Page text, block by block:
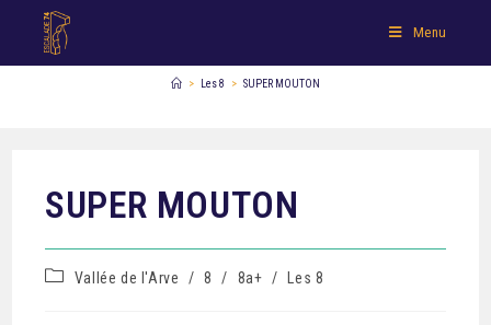
Menu
> Les 8 > SUPER MOUTON
SUPER MOUTON
Vallée de l'Arve / 8 / 8a+ / Les 8